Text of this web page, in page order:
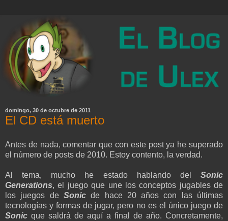
domingo, 30 de octubre de 2011
El CD está muerto
Antes de nada, comentar que con este post ya he superado
el número de posts de 2010. Estoy contento, la verdad.
Al tema, mucho he estado hablando del Sonic
Generations, el juego que une los conceptos jugables de
los juegos de Sonicde hace 20 años con las últimas
tecnologías y formas de jugar, pero no es el único juego de
Sonic que saldrá de aquí a final de año. Concretamente,